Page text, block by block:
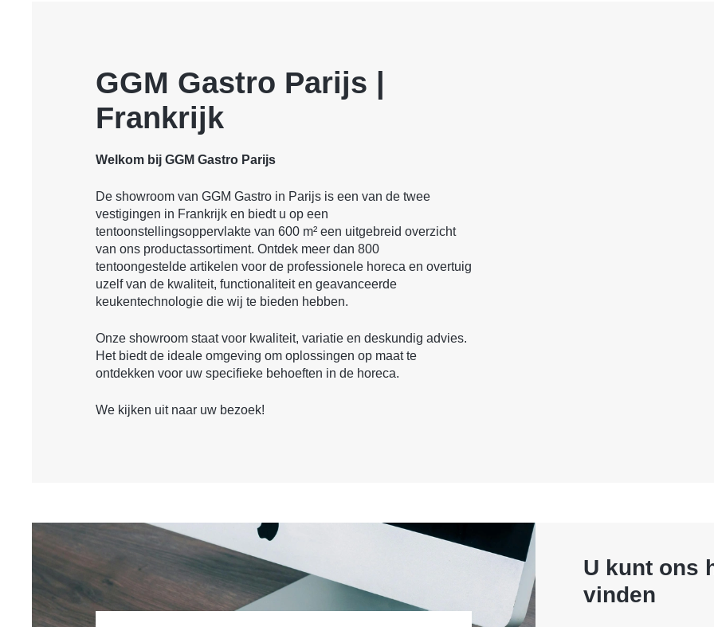
GGM Gastro Parijs |
Frankrijk
Welkom bij GGM Gastro Parijs
De showroom van GGM Gastro in Parijs is een van de twee
vestigingen in Frankrijk en biedt u op een
tentoonstellingsoppervlakte van 600 m² een uitgebreid overzicht
van ons productassortiment. Ontdek meer dan 800
tentoongestelde artikelen voor de professionele horeca en overtuig
uzelf van de kwaliteit, functionaliteit en geavanceerde
keukentechnologie die wij te bieden hebben.
Onze showroom staat voor kwaliteit, variatie en deskundig advies.
Het biedt de ideale omgeving om oplossingen op maat te
ontdekken voor uw specifieke behoeften in de horeca.
We kijken uit naar uw bezoek!
U kunt ons
vinden